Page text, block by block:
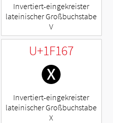
Invertiert-eingekreister
lateinischer Großbuchstabe
V
U+1F167
🅧
Invertiert-eingekreister
lateinischer Großbuchstabe
X